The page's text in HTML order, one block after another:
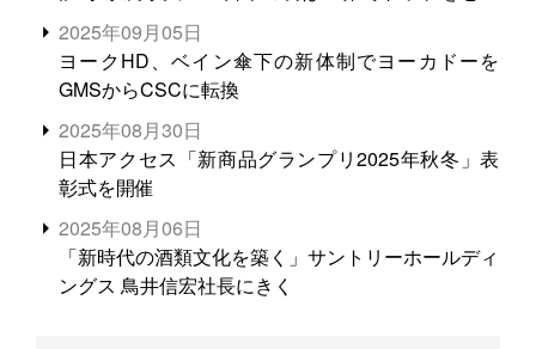
る。米増産に向けて、米輸出需要の拡大を」
2025年09月05日
ヨークHD、ベイン傘下の新体制でヨーカドーを
GMSからCSCに転換
2025年08月30日
日本アクセス「新商品グランプリ2025年秋冬」表
彰式を開催
2025年08月06日
「新時代の酒類文化を築く」サントリーホールディ
ングス 鳥井信宏社長にきく